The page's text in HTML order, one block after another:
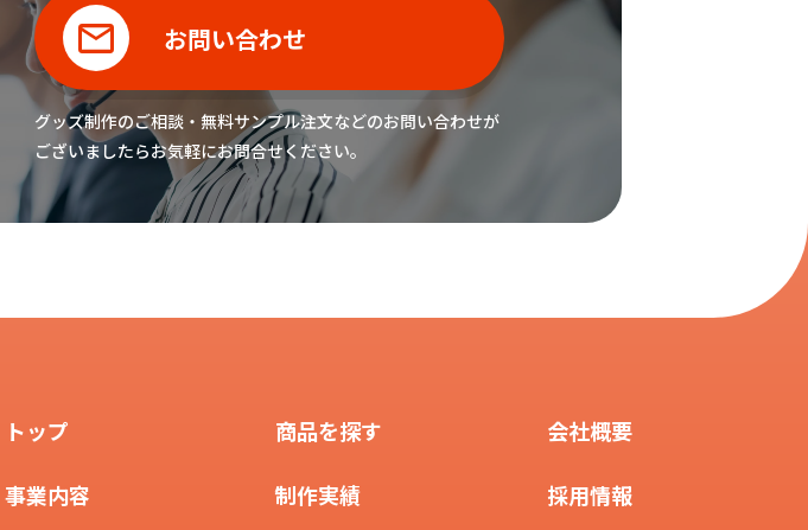
お問い合わせ
グッズ制作のご相談・無料サンプル注文などのお問い合わせが
ございましたらお気軽にお問合せください。
トップ
事業内容
商品を探す
制作実績
会社概要
採用情報